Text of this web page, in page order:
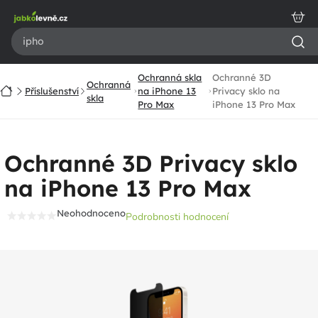
obsah
DomůPříslušenství
Ochranná
skla
Ochranná skla
na iPhone 13
Pro Max
Ochranné 3D
Privacy sklo na
iPhone 13 Pro Max
Ochranné 3D Privacy sklo
na iPhone 13 Pro Max
NeohodnocenoPodrobnosti hodnocení